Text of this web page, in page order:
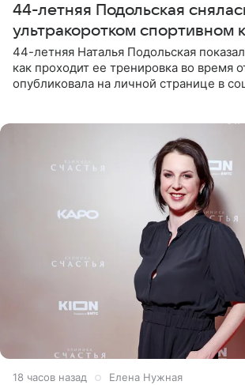
44-летняя Подольская
ультракоротком спортивном
44-летняя Наталья Подольская
как проходит ее тренировка во время
опубликовала на личной странице в
18 часов назад Елена Нужная